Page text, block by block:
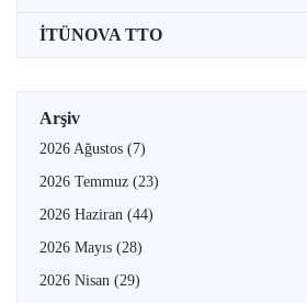
İTÜNOVA TTO
Arşiv
2026 Ağustos (7)
2026 Temmuz (23)
2026 Haziran (44)
2026 Mayıs (28)
2026 Nisan (29)